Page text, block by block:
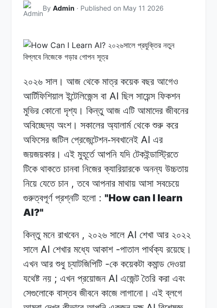
By Admin · Published on May 11 2026
২০২৬ সাল। আজ থেকে মাত্র কয়েক বছর আগেও
আর্টিফিশিয়াল ইন্টেলিজেন্স বা AI ছিল সায়েন্স ফিকশন
মুভির কোনো দৃশ্য। কিন্তু আজ এটি আমাদের জীবনের
অবিচ্ছেদ্য অংশ। সকালের অ্যালার্ম থেকে শুরু করে
অফিসের জটিল প্রেজেন্টেশন-সবখানেইAI এর
জয়জয়কার। এই মুহূর্তে আপনি যদি টেকইন্ডাস্ট্রিতে
টিকে থাকতে চানবা নিজের ক্যারিয়ারকে অনন্য উচ্চতায়
নিয়ে যেতে চান ,তবে আপনার মাথায় আসা সবচেয়ে
গুরুত্বপূর্ণ প্রশ্নটি হলো : "How can I learn
AI?"
কিন্তু মনে রাখবেন , ২০২৬ সালেAI শেখা আর ২০২২
সালেAI শেখার মধ্যে আকাশ-পাতাল পার্থক্য রয়েছে।
এখন আর শুধু চ্যাটজিপিটি -কে কয়েকটা কমান্ড দেওয়া
যথেষ্ট নয় ; এখন প্রয়োজন AI এজেন্ট তৈরি করা এবং
সেগুলোকে বাস্তব জীবনে কাজে লাগানো। এই ব্লগে